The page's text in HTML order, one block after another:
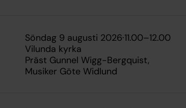
söndag 9 augusti 2026·11.00–12.00
Vilunda kyrka
Präst Gunnel Wigg-Bergquist
Musiker Göte Widlund